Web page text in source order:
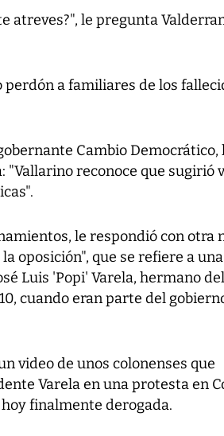
atreves?", le pregunta
a familiares de los
Cambio Democrático,
"Vallarino reconoce que sugirió
le respondió con otra
oposición", que se refiere a
Luis 'Popi' Varela, hermano del
cuando eran parte del
video de unos colonenses que
Varela en una protesta en
finalmente derogada.